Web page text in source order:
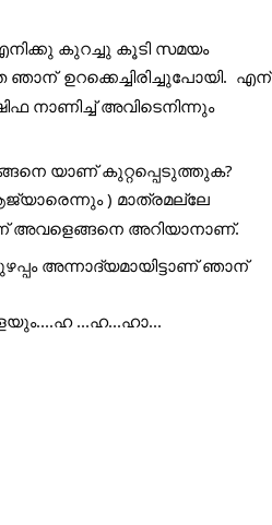
കുറച്ചു കൂടി സമയം
ഞാന്
ഉറക്കെച്ചിരിച്ചുപോയി.  എന്
നാണിച്ച് അവിടെനിന്നും
യാണ് കുറ്റപ്പെടുത്തുക?
) മാത്രമല്ലേ
അവളെങ്ങനെ അറിയാനാണ്.
അന്നാദ്യമായിട്ടാണ് ഞാന്
...ഹ...ഹാ...